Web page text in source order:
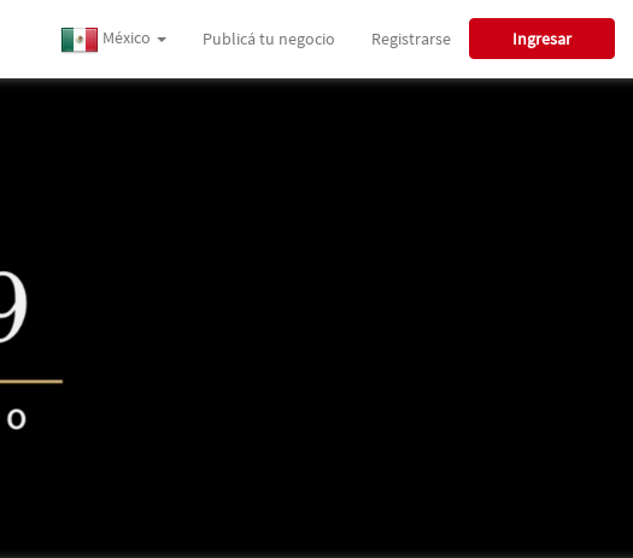
México Publicá tu negocio Registrarse Ingresar